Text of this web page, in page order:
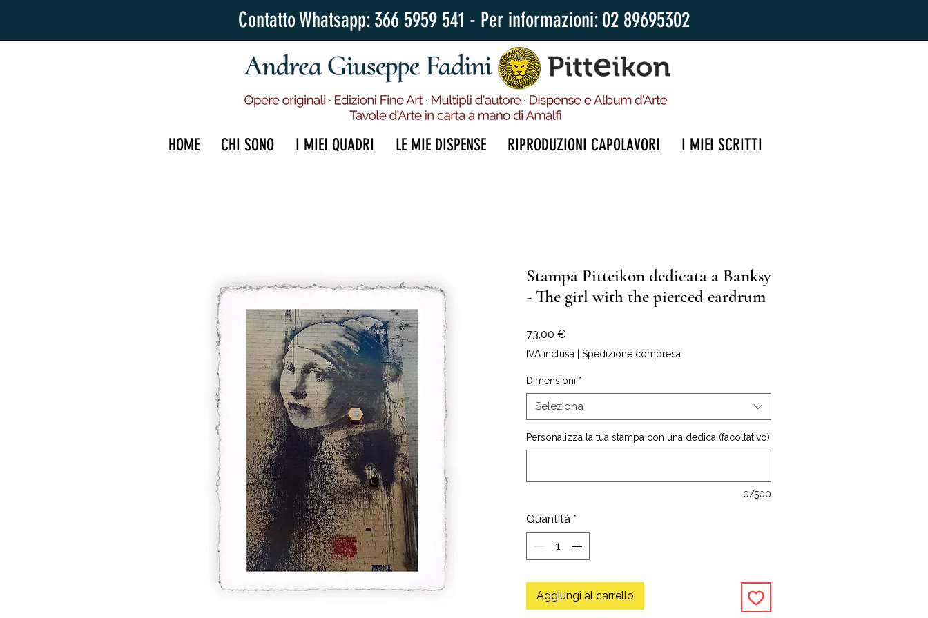
Contatto Whatsapp: 366 5959 541 - Per informazioni: 02 89695302
HOME CHI SONO I MIEI QUADRI LE MIE DISPENSE RIPRODUZIONI CAPOLAVORI I MIEI SCRITTI
Stampa Pitteikon dedicata a Banksy
- The girl with the pierced eardrum
73,00 €Prezzo
IVA inclusa Spedizione compresa
Dimensioni *
Seleziona
Personalizza la tua stampa con una dedica (facoltativo)
0/500
Quantità *
Aggiungi al carrello